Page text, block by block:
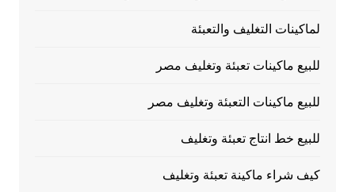
لماكينات التغليف والتعبئة
للبيع ماكينات تعبئة وتغليف مصر
للبيع ماكينات التعبئة وتغليف مصر
للبيع خط انتاج تعبئة وتغليف
كيف شراء ماكينة تعبئة وتغليف